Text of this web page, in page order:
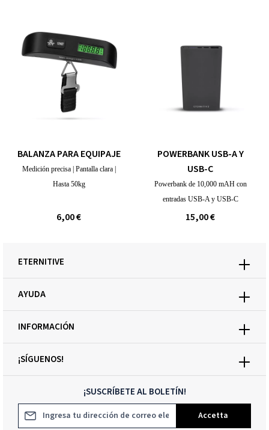
BALANZA PARA EQUIPAJE
Medición precisa | Pantalla clara |
Hasta 50kg
6,00 €
POWERBANK USB-A Y
USB-C
Powerbank de 10,000 mAH con
entradas USB-A y USB-C
15,00 €
¡SUSCRÍBETE AL BOLETÍN!
Dirección de correo electrónico*
Accetta
¡SÍGUENOS!
ETERNITIVE
AYUDA
INFORMACIÓN